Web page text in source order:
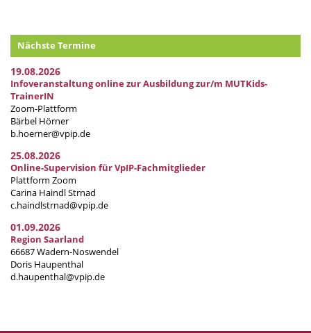
Nächste Termine
19.08.2026
Infoveranstaltung online zur Ausbildung zur/m MUTKids-
TrainerIN
Zoom-Plattform
Bärbel Hörner
b.hoerner@vpip.de
25.08.2026
Online-Supervision für VpIP-Fachmitglieder
Plattform Zoom
Carina Haindl Strnad
c.haindlstrnad@vpip.de
01.09.2026
Region Saarland
66687 Wadern-Noswendel
Doris Haupenthal
d.haupenthal@vpip.de